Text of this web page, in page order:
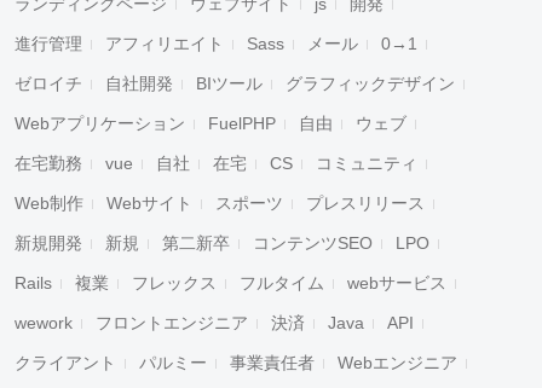
進行管理 アフィリエイト Sass メール 0→1
ゼロイチ 自社開発 BIツール グラフィックデザイン
Webアプリケーション FuelPHP 自由 ウェブ
在宅勤務 vue 自社 在宅 CS コミュニティ
Web制作 Webサイト スポーツ プレスリリース
新規開発 新規 第二新卒 コンテンツSEO LPO
Rails 複業 フレックス フルタイム webサービス
wework フロントエンジニア 決済 Java API
クライアント パルミー 事業責任者 Webエンジニア